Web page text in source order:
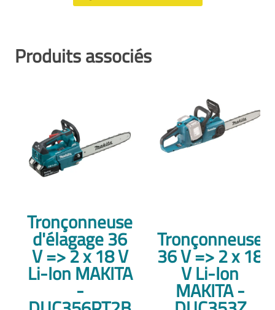
Produits associés
Tronçonneuse
d'élagage 36
V => 2 x 18 V
Li-Ion MAKITA
-
Tronçonneuse
36 V => 2 x 18
V Li-Ion
MAKITA -